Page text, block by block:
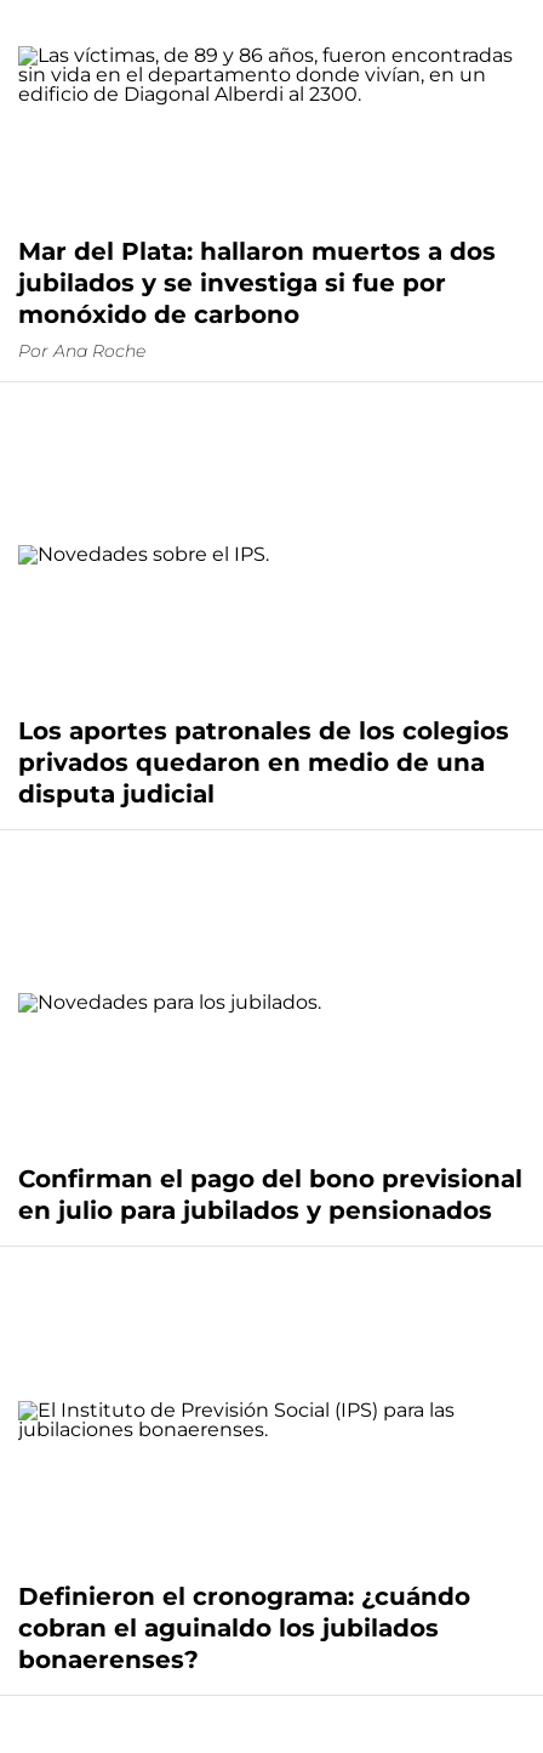
Mar del Plata: hallaron muertos a dos
jubilados y se investiga si fue por
monóxido de carbono
Por Ana Roche
Los aportes patronales de los colegios
privados quedaron en medio de una
disputa judicial
Confirman el pago del bono previsional
en julio para jubilados y pensionados
Definieron el cronograma: ¿cuándo
cobran el aguinaldo los jubilados
bonaerenses?